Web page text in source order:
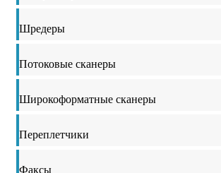
Шредеры
Потоковые сканеры
Широкоформатные сканеры
Переплетчики
Факсы